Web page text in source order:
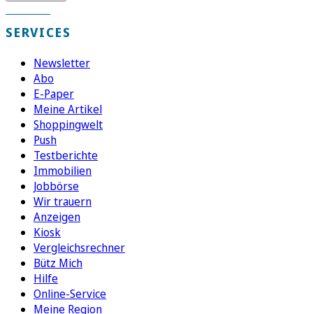
SERVICES
Newsletter
Abo
E-Paper
Meine Artikel
Shoppingwelt
Push
Testberichte
Immobilien
Jobbörse
Wir trauern
Anzeigen
Kiosk
Vergleichsrechner
Bütz Mich
Hilfe
Online-Service
Meine Region